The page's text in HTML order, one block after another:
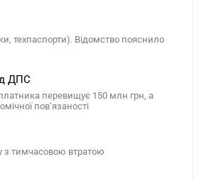
техпаспорти). Відомство пояснило
ДПС
перевищує 150 млн грн, а
пов’язаності
з тимчасовою втратою